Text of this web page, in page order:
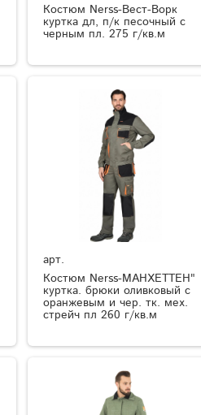
Костюм Nerss-Вест-Ворк
куртка дл, п/к песочный с
черным пл. 275 г/кв.м
арт.
Костюм Nerss-МАНХЕТТЕН"
куртка. брюки оливковый с
оранжевым и чер. тк. мех.
стрейч пл 260 г/кв.м